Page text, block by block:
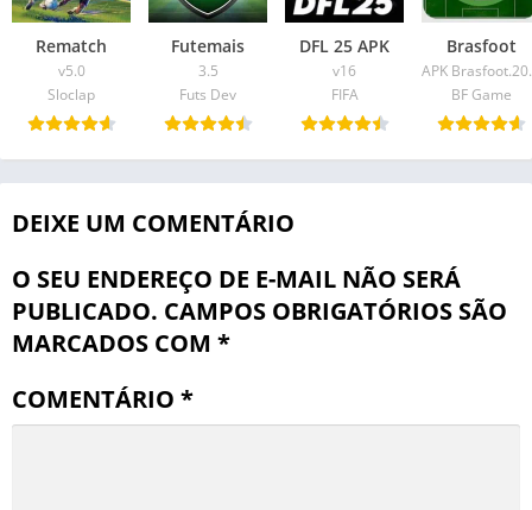
Rematch
v5.0
Sloclap
Futemais
3.5
Futs Dev
DFL 25 APK
v16
FIFA
Brasfoot
BF Game
DEIXE UM COMENTÁRIO
O SEU ENDEREÇO DE E-MAIL NÃO SERÁ
PUBLICADO. CAMPOS OBRIGATÓRIOS SÃO
MARCADOS COM *
COMENTÁRIO *